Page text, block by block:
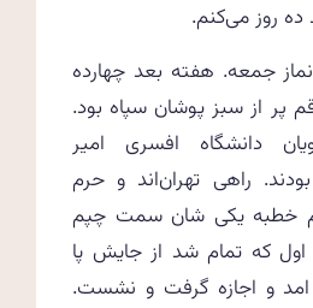
ده روز می‌کنم.
جمعه. هفته بعد چهارده
پر از سبز پوشان سپاه بود.
دانشگاه افسری امیر
راهی تهران‌اند و حرم
خطبه یکی شان سمت چپم
که تمام شد از جایش پا
و اجازه گرفت و نشست.